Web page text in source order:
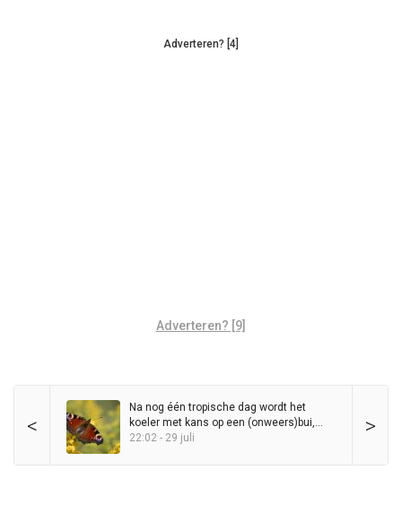
Adverteren? [4]
Adverteren? [9]
< >
Na nog één tropische dag wordt het
koeler met kans op een (onweers)bui,
maar zomer blijft in het zadel
22:02 - 29 juli